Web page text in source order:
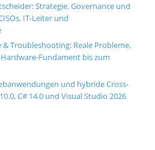
Strategie, Governance und
IT-Leiter und
& Troubleshooting: Reale Probleme,
Fundament bis zum
und hybride Cross-
C# 14.0 und Visual Studio 2026